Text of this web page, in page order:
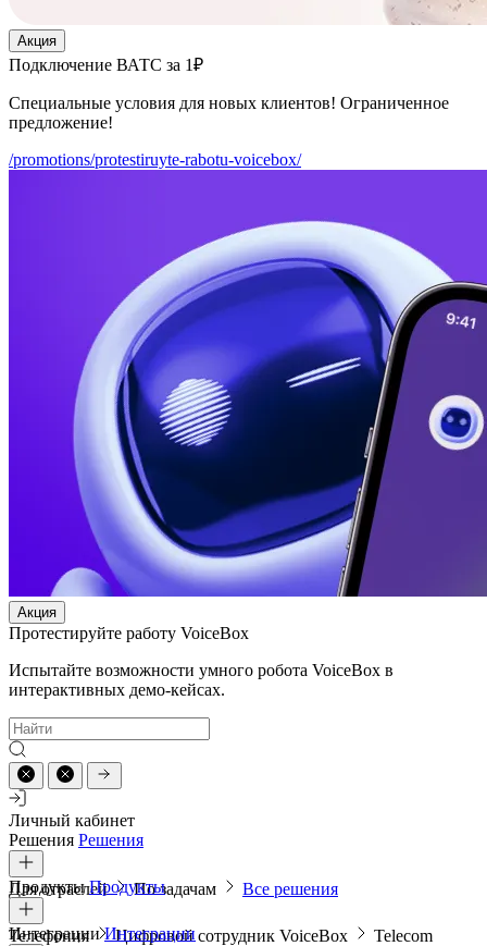
Акция
Подключение ВАТС за 1₽
Специальные условия для новых клиентов! Ограниченное
предложение!
/promotions/protestiruyte-rabotu-voicebox/
Акция
Протестируйте работу VoiceBox
Испытайте возможности умного робота VoiceBox в
интерактивных демо-кейсах.
Личный кабинет
Решения Решения
Для отраслей По задачам Все решения
ПродуктыПродукты
Телефония Цифровой сотрудник VoiceBox
Telecom
ИнтеграцииИнтеграции